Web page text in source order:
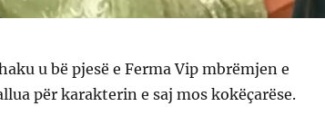
u bë pjesë e Ferma Vip mbrëmjen e
për karakterin e saj mos kokëçarëse.